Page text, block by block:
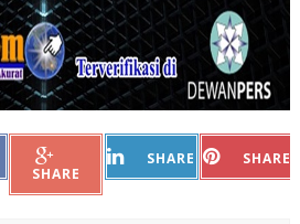
SHARE
SHARE SHARE